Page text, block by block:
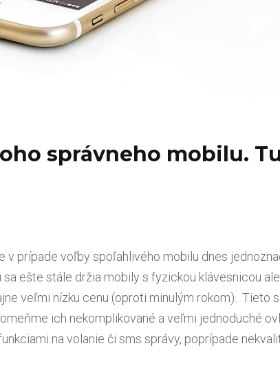
správneho mobilu.
v prípade voľby spoľahlivého mobilu dnes
ešte stále držia mobily s fyzickou klávesnicou
veľmi nízku cenu (oproti minulým rokom). Tieto
ich nekomplikované a veľmi jednoduché
na volanie či sms správy, poprípade